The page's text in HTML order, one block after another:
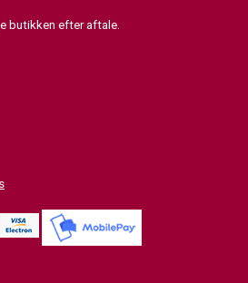
butikken efter aftale.